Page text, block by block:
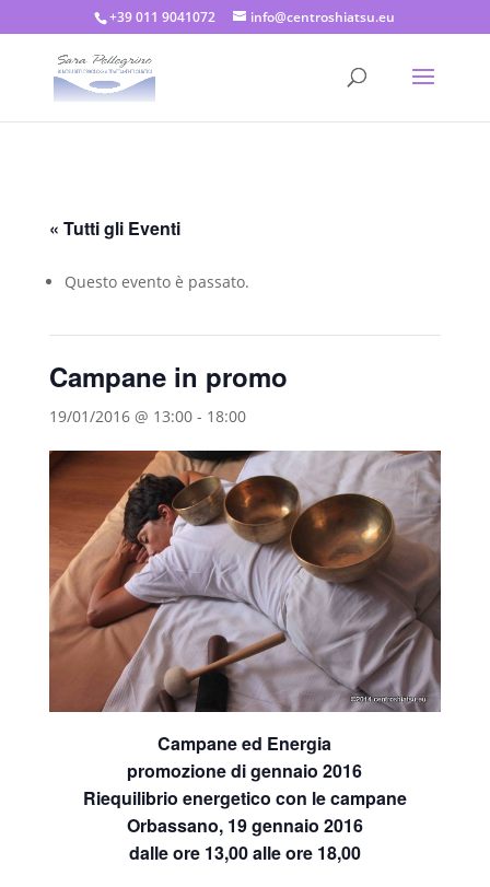
+39 011 9041072 info@centroshiatsu.eu
« Tutti gli Eventi
Questo evento è passato.
Campane in promo
19/01/2016 @ 13:00- 18:00
Campane ed Energia
promozione di gennaio 2016
Riequilibrio energetico con le campane
Orbassano, 19 gennaio 2016
dalle ore 13,00 alle ore 18,00